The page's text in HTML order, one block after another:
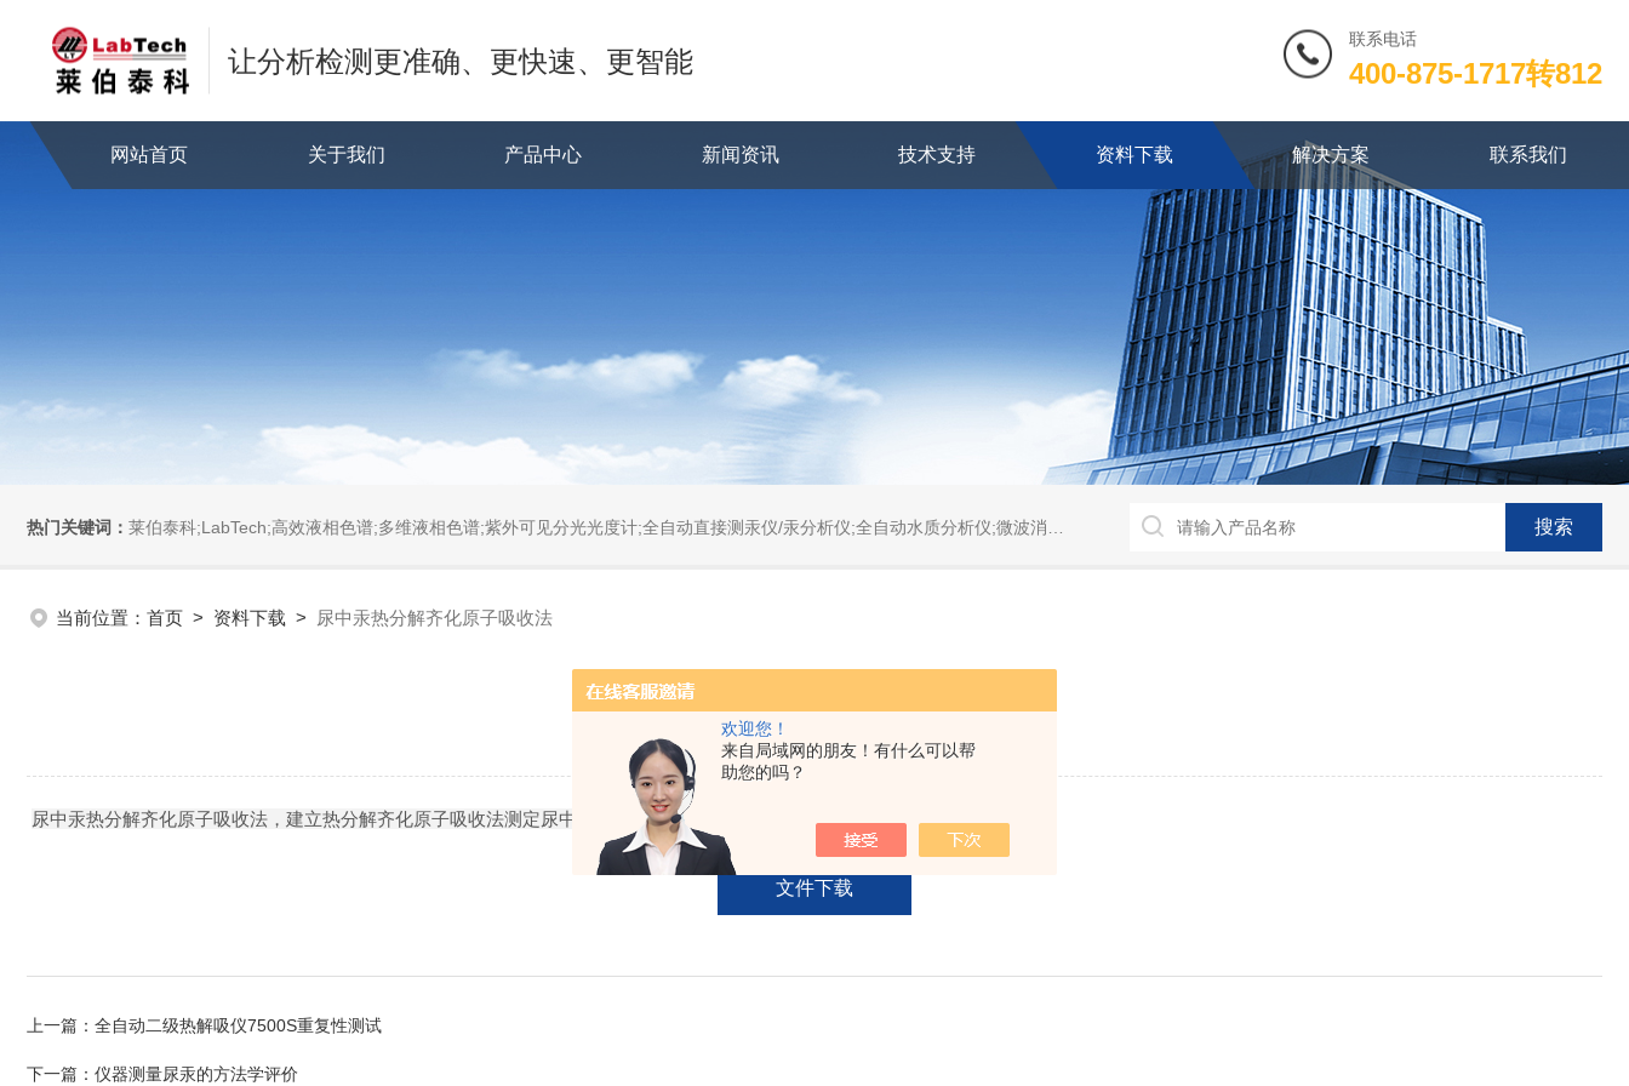
欢迎您！
来自局域网的朋友！有什么可以帮
助您的吗？
让分析检测更准确、更快速、更智能
联系电话
400-875-1717转812
网站首页 关于我们 产品中心 新闻资讯 技术支持 资料下载 解决方案 联系我们
热门关键词： 莱伯泰科;LabTech;高效液相色谱;多维液相色谱;紫外可见分光光度计;全自动直接测汞仪/汞分析仪;全自动水质分析仪;微波消解萃取系统;微波合成系统;微波灰化磺化系统;全自动固相萃取系统;Dryvap全自动溶剂蒸发系统;激光固体烧蚀进样系统;循环水冷却器;电热消解仪;微控数显电热板;光波加热仪;磁力搅拌器;分析仪器;实验室设备;样品前处理仪器;实验室信息管理系统（LIMS;超净实验室设计与工程;通风柜;化学安全柜;AAICPICP-MSUV-VISHPLC耗材和配件
当前位置： 首页 > 资料下载 > 尿中汞热分解齐化原子吸收法
尿中汞热分解齐化原子吸收法
发表时间：2017/12/30 点击次数：3908
尿中汞热分解齐化原子吸收法，建立热分解齐化原子吸收法测定尿中总汞的测量方法。
文件下载
上一篇： 全自动二级热解吸仪7500S重复性测试
下一篇： 仪器测量尿汞的方法学评价